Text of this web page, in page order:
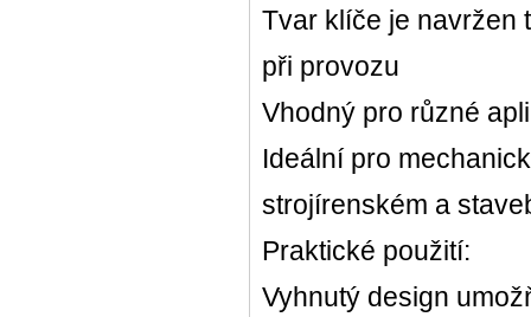
Tvar klíče je navržen
při provozu
Vhodný pro různé
Ideální pro
strojírenském a
Praktické použití:
Vyhnutý design